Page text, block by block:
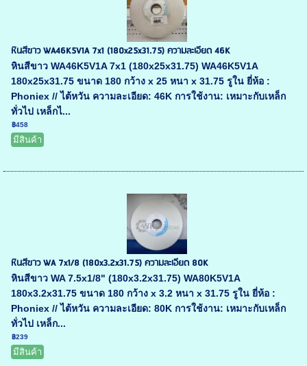
หินสีขาว WA46K5V1A 7x1 (180x25x31.75) ความละเอียด 46K
หินสีขาว WA46K5V1A 7x1 (180x25x31.75) WA46K5V1A
180x25x31.75 ขนาด 180 กว้าง x 25 หนา x 31.75 รูใน ยี่ห้อ :
Phoniex // ไต้หวัน ความละเอียด: 46K การใช้งาน: เหมาะกับเหล็ก
ทั่วไป เหล็กไ...
฿458
มีสินค้า
หินสีขาว WA 7x1/8 (180x3.2x31.75) ความละเอียด 80K
หินสีขาว WA 7.5x1/8" (180x3.2x31.75) WA80K5V1A
180x3.2x31.75 ขนาด 180 กว้าง x 3.2 หนา x 31.75 รูใน ยี่ห้อ :
Phoniex // ไต้หวัน ความละเอียด: 80K การใช้งาน: เหมาะกับเหล็ก
ทั่วไป เหล็ก...
฿239
มีสินค้า